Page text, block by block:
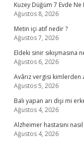
Kuzey Düğüm 7 Evde Ne
Ağustos 8, 2026
Metin içi atıf nedir ?
Ağustos 7, 2026
Eldeki sinir sıkışmasına
Ağustos 6, 2026
Avârız vergisi kimlerden
Ağustos 5, 2026
Balı yapan arı dişi mi
Ağustos 4, 2026
Alzheimer hastasını
Ağustos 4, 2026